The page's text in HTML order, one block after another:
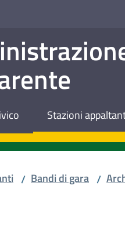
Stazioni
/ Bandi di gara /